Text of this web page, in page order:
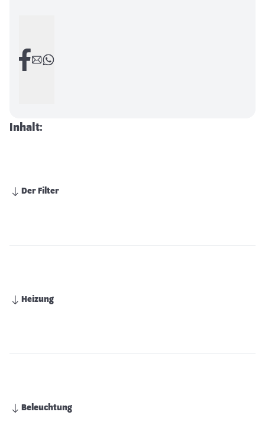
Inhalt:
Der Filter
Heizung
Beleuchtung